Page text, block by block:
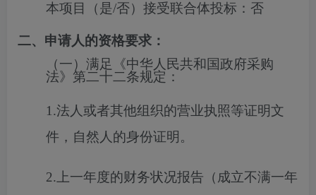
本项目（是/否）接受联合体投标： 否
二、申请人的资格要求：
（一）满足《中华人民共和国政府采购
法》第二十二条规定：
1.法人或者其他组织的营业执照等证明文
件，自然人的身份证明。
2.上一年度的财务状况报告（成立不满一年